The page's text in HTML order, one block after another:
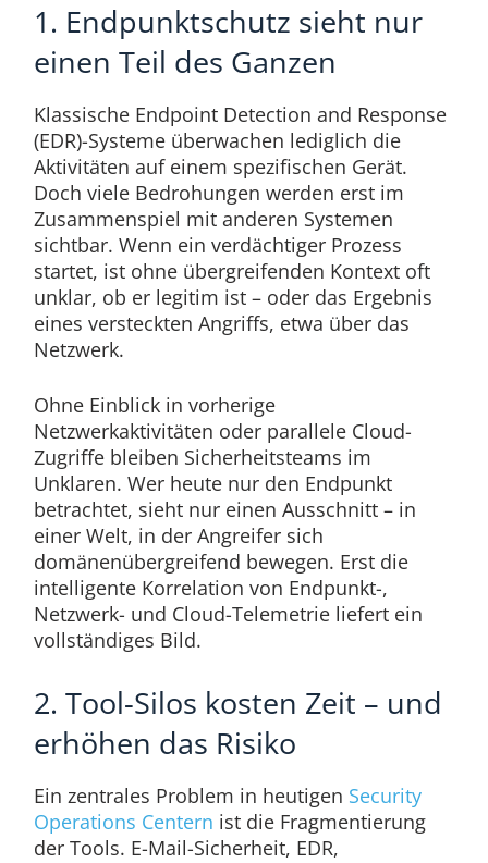
1. Endpunktschutz sieht nur
einen Teil des Ganzen
Klassische Endpoint Detection and Response
(EDR)-Systeme überwachen lediglich die
Aktivitäten auf einem spezifischen Gerät.
Doch viele Bedrohungen werden erst im
Zusammenspiel mit anderen Systemen
sichtbar. Wenn ein verdächtiger Prozess
startet, ist ohne übergreifenden Kontext oft
unklar, ob er legitim ist – oder das Ergebnis
eines versteckten Angriffs, etwa über das
Netzwerk.
Ohne Einblick in vorherige
Netzwerkaktivitäten oder parallele Cloud-
Zugriffe bleiben Sicherheitsteams im
Unklaren. Wer heute nur den Endpunkt
betrachtet, sieht nur einen Ausschnitt – in
einer Welt, in der Angreifer sich
domänenübergreifend bewegen. Erst die
intelligente Korrelation von Endpunkt-,
Netzwerk- und Cloud-Telemetrie liefert ein
vollständiges Bild.
2. Tool-Silos kosten Zeit – und
erhöhen das Risiko
Ein zentrales Problem in heutigen Security
Operations Centern ist die Fragmentierung
der Tools. E-Mail-Sicherheit, EDR,